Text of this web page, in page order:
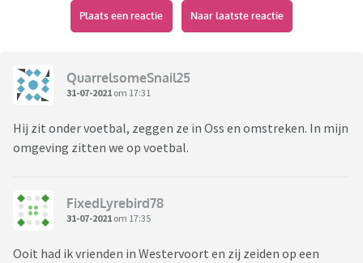
Plaats een reactie Naar laatste reactie
QuarrelsomeSnail25
31-07-2021 om 17:31
Hij zit onder voetbal, zeggen ze in Oss en omstreken. In mijn
omgeving zitten we op voetbal.
FixedLyrebird78
31-07-2021 om 17:35
Ooit had ik vrienden in Westervoort en zij zeiden op een